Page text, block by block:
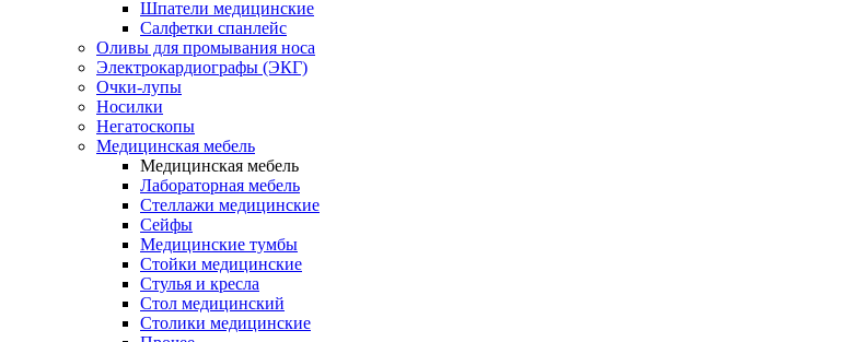
Шпатели медицинские
Салфетки спанлейс
Оливы для промывания носа
Электрокардиографы (ЭКГ)
Очки-лупы
Носилки
Негатоскопы
Медицинская мебель
Медицинская мебель
Лабораторная мебель
Стеллажи медицинские
Сейфы
Медицинские тумбы
Стойки медицинские
Cтулья и кресла
Стол медицинский
Столики медицинские